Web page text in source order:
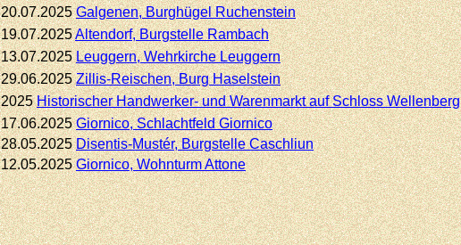
20.07.2025Galgenen, Burghügel Ruchenstein
19.07.2025Altendorf,Burgstelle Rambach
13.07.2025Leuggern, Wehrkirche Leuggern
29.06.2025Zillis-Reischen, Burg Haselstein
2025Historischer Handwerker-und Warenmarkt auf Schloss Wellenberg
17.06.2025Giornico,Schlachtfeld Giornico
28.05.2025Disentis-Mustér, Burgstelle Caschliun
12.05.2025Giornico,Wohnturm Attone